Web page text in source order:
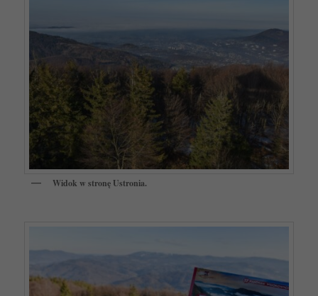
Widok w stronę Ustronia.